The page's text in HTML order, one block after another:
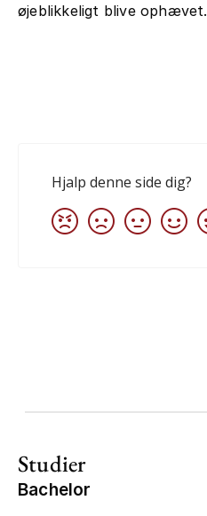
øjeblikkeligt blive ophævet.
Studier
Bachelor